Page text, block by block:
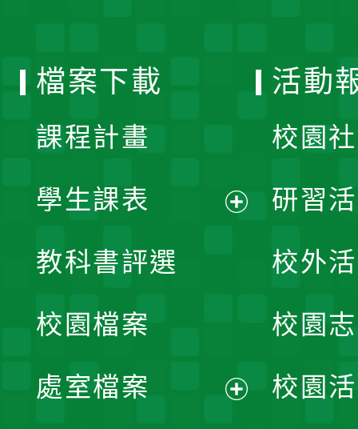
檔案下載
課程計畫
學生課表
單
教科書評選
校園檔案
處室檔案
活動
校園
研習
校外
校園
校園